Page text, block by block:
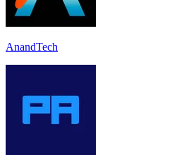
AnandTech